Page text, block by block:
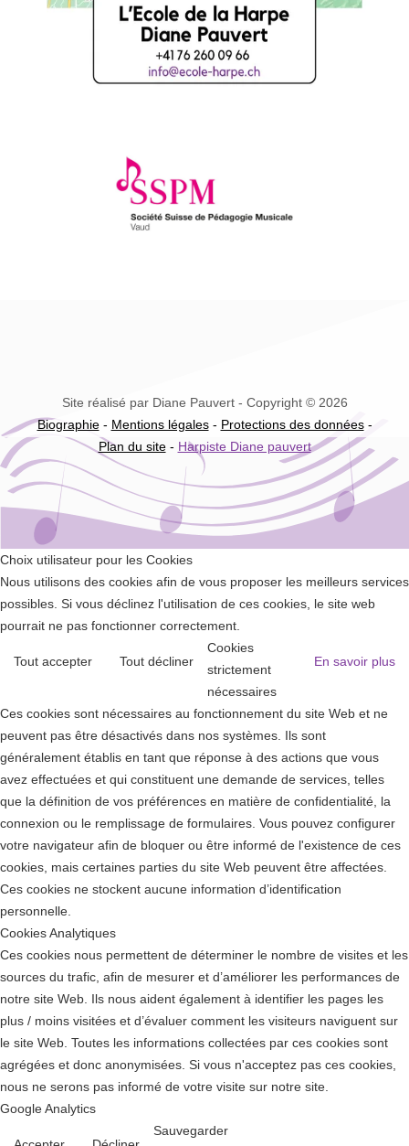
Site réalisé par Diane Pauvert - Copyright © 2026
Biographie- Mentions légales- Protections des données-
Plan du site- Harpiste Diane pauvert
Choix utilisateur pour les Cookies
Nous utilisons des cookies afin de vous proposer les meilleurs services
possibles. Si vous déclinez l'utilisation de ces cookies, le site web
pourrait ne pas fonctionner correctement.
Tout accepter Tout décliner En savoir plus
Cookies
strictement
nécessaires
Ces cookies sont nécessaires au fonctionnement du site Web et ne
peuvent pas être désactivés dans nos systèmes. Ils sont
généralement établis en tant que réponse à des actions que vous
avez effectuées et qui constituent une demande de services, telles
que la définition de vos préférences en matière de confidentialité, la
connexion ou le remplissage de formulaires. Vous pouvez configurer
votre navigateur afin de bloquer ou être informé de l'existence de ces
cookies, mais certaines parties du site Web peuvent être affectées.
Ces cookies ne stockent aucune information d’identification
personnelle.
Cookies Analytiques
Ces cookies nous permettent de déterminer le nombre de visites et les
sources du trafic, afin de mesurer et d’améliorer les performances de
notre site Web. Ils nous aident également à identifier les pages les
plus / moins visitées et d’évaluer comment les visiteurs naviguent sur
le site Web. Toutes les informations collectées par ces cookies sont
agrégées et donc anonymisées. Si vous n'acceptez pas ces cookies,
nous ne serons pas informé de votre visite sur notre site.
Google Analytics
Sauvegarder